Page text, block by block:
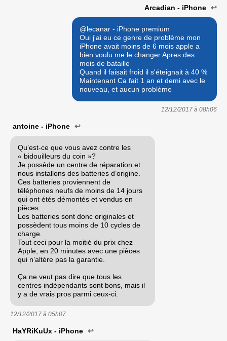
Arcadian - iPhone ↩
@lecanar - iPhone premium
Oui j'ai eu ce genre de problème mon
iPhone avait moins de 6 mois apple a
bien voulu me le changer Apres des
mois de bataille
Quand il faisait froid il s'éteignait à 40 %
Maintenant Ca fait 1 an et demi avec le
nouveau, et aucun problème
12/12/2017 à 08h06
antoine - iPhone ↩
Qu’est-ce que vous avez contre les
« bidouilleurs du coin »?
Je possède un centre de réparation et
nous installons des batteries d’origine.
Ces batteries proviennent de
téléphones neufs de moins de 14 jours
qui ont étés démontés et vendus en
pièces.
Les batteries sont donc originales et
possèdent tous moins de 10 cycles de
charge.
Tout ceci pour la moitié du prix chez
Apple, en 20 minutes avec une pièces
qui n’altère pas la garantie.
Ça ne veut pas dire que tous les
centres indépendants sont bons, mais il
y a de vrais pros parmi ceux-ci.
12/12/2017 à 05h07
HaYRiKuUx - iPhone ↩